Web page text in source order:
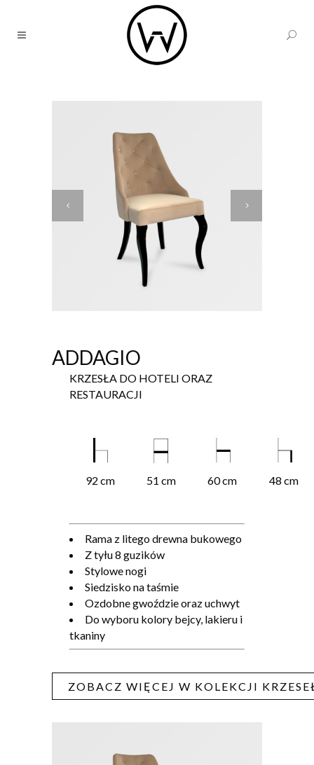
ADDAGIO
KRZESŁA DO HOTELI ORAZ
RESTAURACJI
92 cm 51 cm 60 cm 48 cm
Rama z litego drewna bukowego
Z tyłu 8 guzików
Stylowe nogi
Siedzisko na taśmie
Ozdobne gwoździe oraz uchwyt
Do wyboru kolory bejcy, lakieru i
tkaniny
ZOBACZ WIĘCEJ W KOLEKCJI